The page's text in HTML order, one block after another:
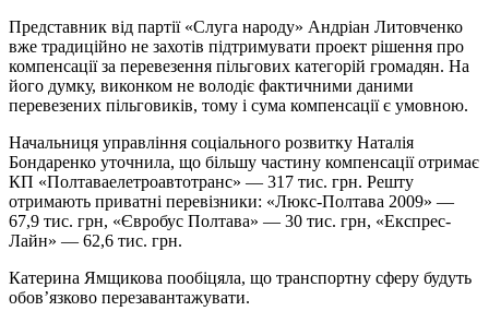
Представник від партії «Слуга народу» Андріан Литовченко
вже традиційно не захотів підтримувати проект рішення про
компенсації за перевезення пільгових категорій громадян. На
його думку, виконком не володіє фактичними даними
перевезених пільговиків, тому і сума компенсації є умовною.
Начальниця управління соціального розвитку Наталія
Бондаренко уточнила, що більшу частину компенсації отримає
КП «Полтаваелетроавтотранс» — 317 тис. грн. Решту
отримають приватні перевізники: «Люкс-Полтава 2009» —
67,9 тис. грн, «Євробус Полтава» — 30 тис. грн, «Експрес-
Лайн» — 62,6 тис. грн.
Катерина Ямщикова пообіцяла, що транспортну сферу будуть
обов’язково перезавантажувати.